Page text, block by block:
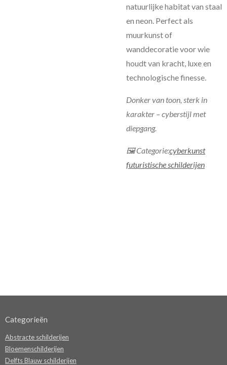
natuurlijke habitat van staal
en neon. Perfect als
muurkunst of
wanddecoratie voor wie
houdt van kracht, luxe en
technologische finesse.
Donker van toon, sterk in
karakter – cyberstijl met
diepgang.
🖼 Categorie:cyberkunst
futuristische schilderijen
Categorieën
Abstracte schilderijen
Bloemenschilderijen
Delfts Blauw schilderijen